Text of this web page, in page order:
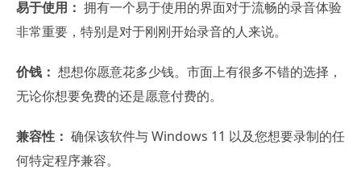
易于使用： 拥有一个易于使用的界面对于流畅的录音体验
非常重要，特别是对于刚刚开始录音的人来说。
价钱： 想想你愿意花多少钱。市面上有很多不错的选择，
无论你想要免费的还是愿意付费的。
兼容性： 确保该软件与 Windows 11 以及您想要录制的任
何特定程序兼容。